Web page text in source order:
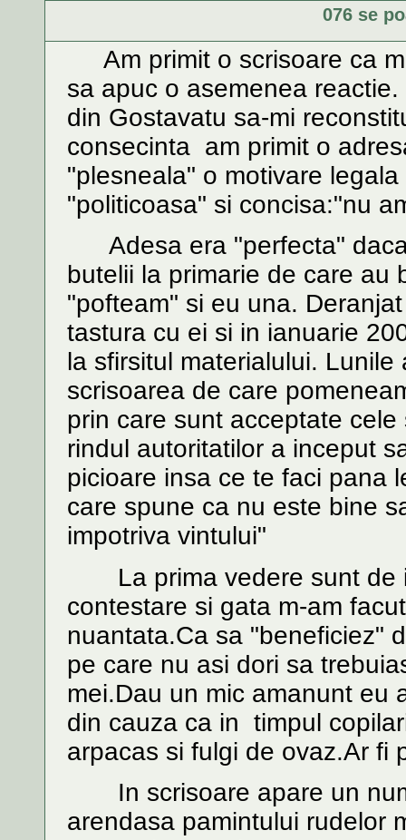
076 se
Am primit o scrisoare ca
sa apuc o asemenea
din Gostavatu sa-mi
consecinta am primit o
"plesneala" o motivare
"politicoasa" si concisa:"nu
Adesa era "perfecta"
butelii la primarie de care au
"pofteam" si eu una.
tastura cu ei si in ianuarie
la sfirsitul materialului.
scrisoarea de care
prin care sunt acceptate
rindul autoritatilor a inceput
picioare insa ce te faci pana
care spune ca nu este bine
impotriva vintului"
La prima vedere sunt de
contestare si gata m-am
nuantata.Ca sa "beneficiez"
pe care nu asi dori sa
mei.Dau un mic amanunt eu
din cauza ca in timpul
arpacas si fulgi de ovaz.Ar fi
In scrisoare apare un
arendasa pamintului rudelor